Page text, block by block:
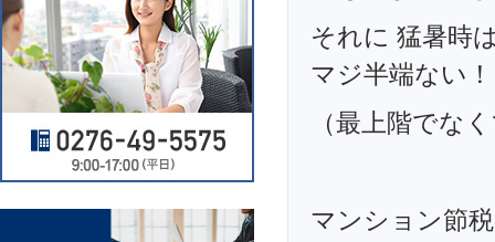
それに 猛暑時
マジ半端ない
（最上階でな
マンション節